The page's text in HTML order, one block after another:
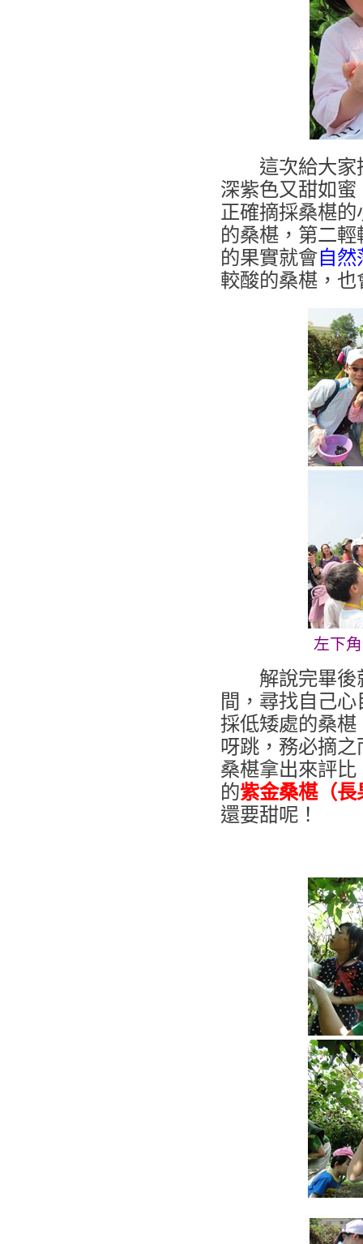
這次給大家
深紫色又甜如
正確摘採桑椹
的桑椹，第二
的果實就會自然
較酸的桑椹，
左下
解說完畢後就
間，尋找自己
採低矮處的桑
呀跳，務必摘
桑椹拿出來評
的紫金桑椹（長
還要甜呢！